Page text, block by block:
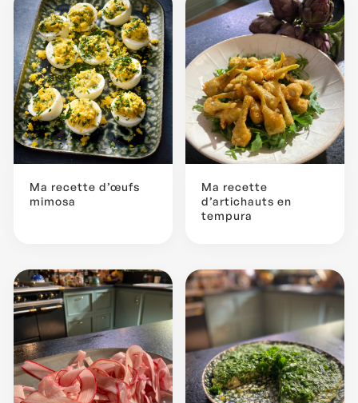
Ma recette d’œufs
mimosa
Ma recette
d’artichauts en
tempura